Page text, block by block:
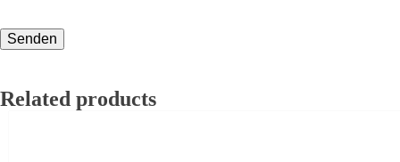
Related products